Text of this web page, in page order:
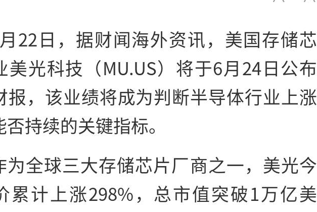
22日，据财闻海外资讯，美国存储芯
美光科技（MU.US）将于6月24日公布
报，该业绩将成为判断半导体行业上涨
持续的关键指标。
为全球三大存储芯片厂商之一，美光今
累计上涨298%，总市值突破1万亿美